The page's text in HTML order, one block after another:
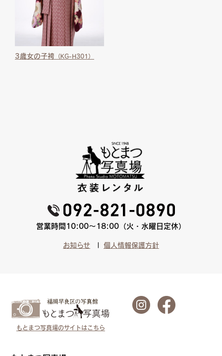
3歳女の子袴 （KG-H301）
営業時間10:00〜18:00（火・水曜日定休）
お知らせ 個人情報保護方針
もとまつ写真場のサイトはこちら